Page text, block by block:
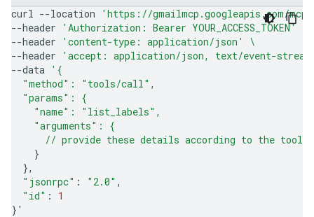
curl --location
'https://gmailmcp.googleapis.com/
--header
'Authorization: Bearer YOUR_ACCESS_TOKEN'
--header
'content-type: application/json'
\
--header
'accept: application/json, text/event-
--data '{
  "method": "tools/call",
  "params": {
    "name": "list_labels",
    "arguments": {
      // provide these details according to the tool'
}
}
"jsonrpc" : "2.0"
"id" :
1
} '